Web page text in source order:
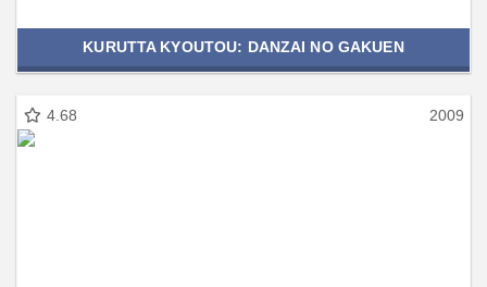
KURUTTA KYOUTOU: DANZAI NO GAKUEN
4.68 2009